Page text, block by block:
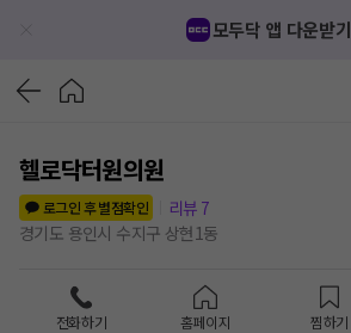
모두닥 앱 다운받기
헬로닥터원의원
로그인 후 별점확인
리뷰 7
경기도 용인시 수지구 상현1동
전화하기 홈페이지 찜하기